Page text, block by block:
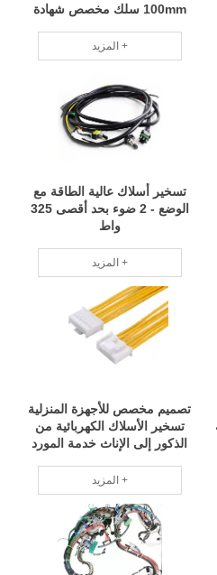
100mm سلك مخصص شهادة
المزيد +
تسخير أسلاك عالية الطاقة مع
الوضع - 2 ضوء بحد أقصى 325
واط
المزيد +
تصميم مخصص للأجهزة المنزلية
تسخير الأسلاك الكهربائية من
الذكور إلى الإناث خدمة المورد
المزيد +